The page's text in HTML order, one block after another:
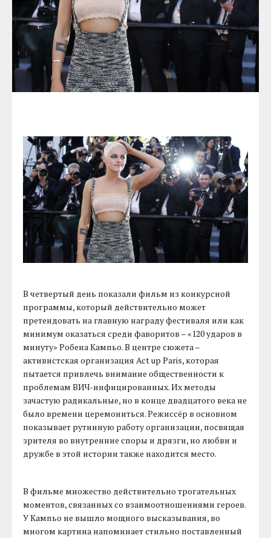
В четвертый день показали фильм из конкурсной
программы, который действительно может
претендовать на главную награду фестиваля или как
минимум оказаться среди фаворитов – «120 ударов в
минуту» Робена Кампьо. В центре сюжета –
активистская организация Act up Paris, которая
пытается привлечь внимание общественности к
проблемам ВИЧ-инфицированных. Их методы
зачастую радикальные, но в конце двадцатого века не
было времени церемониться. Режиссёр в основном
показывает рутинную работу организации, посвящая
зрителя во внутренние споры и дрязги, но любви и
дружбе в этой истории также находится место.
В фильме множество действительно трогательных
моментов, связанных со взаимоотношениями героев.
У Кампьо не вышло мощного высказывания, во
многом картина напоминает стильно поставленный